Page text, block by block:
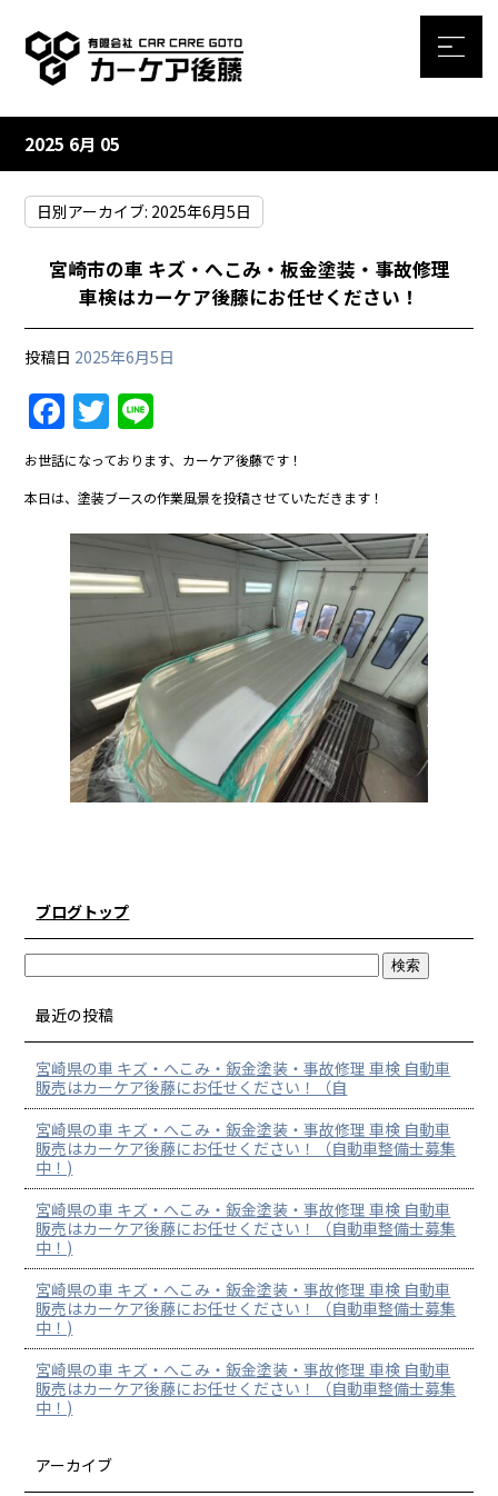
2025 6月 05
日別アーカイブ: 2025年6月5日
宮崎市の車 キズ・へこみ・板金塗装・事故修理
車検はカーケア後藤にお任せください！
投稿日 2025年6月5日
F
a
c
e
b
o
o
k
T
w
itt
er
n
e
お世話になっております、カーケア後藤です！
本日は、塗装ブースの作業風景を投稿させていただきます！
ブログトップ
最近の投稿
宮崎県の車 キズ・へこみ・鈑金塗装・事故修理 車検 自動車
販売はカーケア後藤にお任せください！（自
宮崎県の車 キズ・へこみ・鈑金塗装・事故修理 車検 自動車
販売はカーケア後藤にお任せください！（自動車整備士募集
中！)
宮崎県の車 キズ・へこみ・鈑金塗装・事故修理 車検 自動車
販売はカーケア後藤にお任せください！（自動車整備士募集
中！)
宮崎県の車 キズ・へこみ・鈑金塗装・事故修理 車検 自動車
販売はカーケア後藤にお任せください！（自動車整備士募集
中！)
宮崎県の車 キズ・へこみ・鈑金塗装・事故修理 車検 自動車
販売はカーケア後藤にお任せください！（自動車整備士募集
中！)
アーカイブ